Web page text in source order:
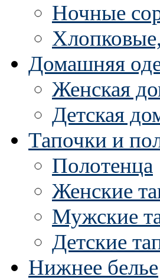
Ночные
Домашняя
Женская
Детская
Тапочки и
Полотенца
Женские
Мужские
Детские
Нижнее белье